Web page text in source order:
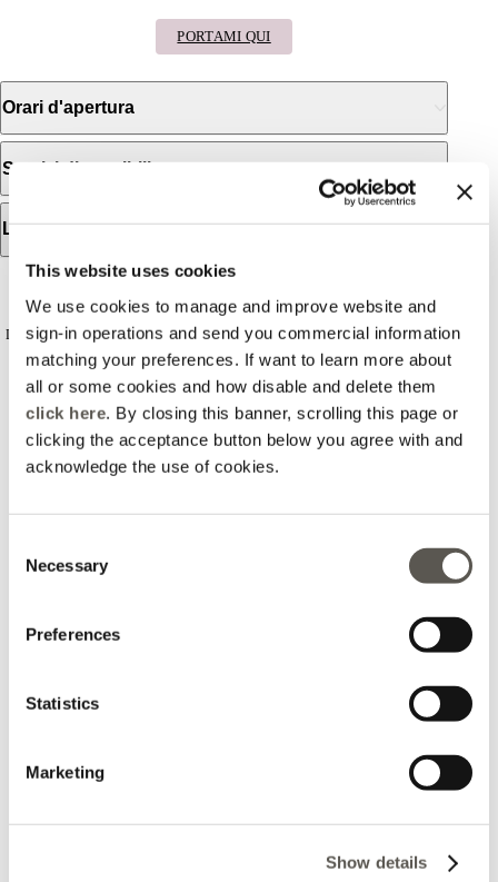
This website uses cookies
We use cookies to manage and improve website and
sign-in operations and send you commercial information
matching your preferences. If want to learn more about
all or some cookies and how disable and delete them
click here. By closing this banner, scrolling this page or
clicking the acceptance button below you agree with and
acknowledge the use of cookies.
Selection
Necessary
Preferences
Statistics
Marketing
Show details
PORTAMI QUI
Orari d'apertura
Servizi disponibili
Lo store
RECENSIONI
Le recensioni non sono verificate, sono importate da Google Business Profile. Puoi
leggere tutte le recensioni
2026-04-15
Roberta Colaianni
Se potessi darei 0 stelle. È la seconda volta che entro e mi
dell'est.Entri nessuno ti saluta , chiedi assistenza nessuno
ti aiuta. Un servizio che non giustifica i prezzi visto che
cercato di fare notare alla responsabile che mi ha storto il
assunte ste due ma non è del mestiere , come non lo sono
di un anno ieri riprovo a entrare,misuro una giacca che
ancora è tutta storta ed evidentemente fallata ,lo faccio